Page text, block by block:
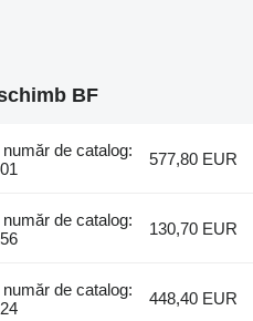
BF
de catalog:
577,80 EUR
de catalog:
130,70 EUR
de catalog:
448,40 EUR